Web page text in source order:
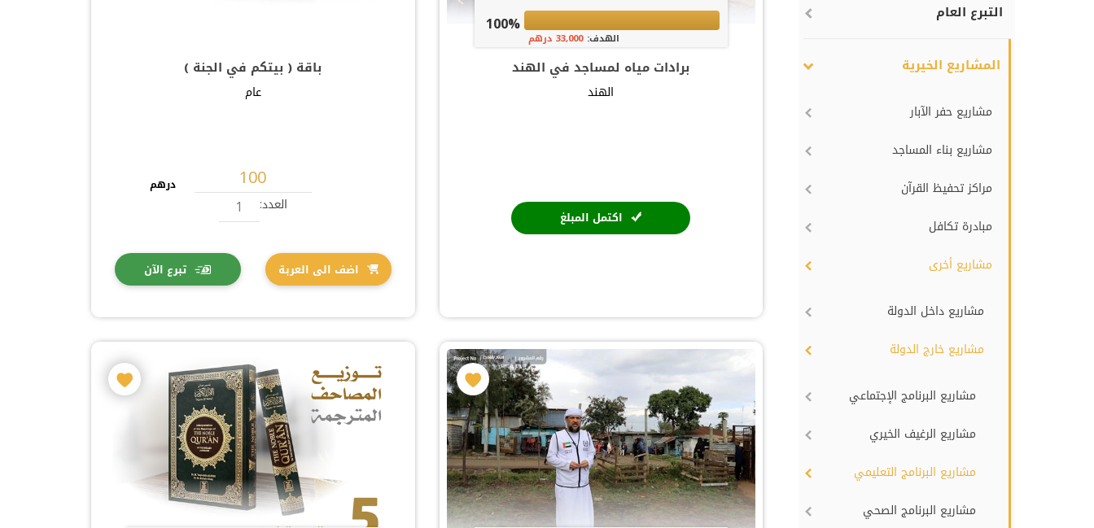
التبرع العام
المشاريع الخيرية
مشاريع حفر الآبار
مشاريع بناء المساجد
مراكز تحفيظ القرآن
مبادرة تكافل
مشاريع أخرى
مشاريع داخل الدولة
مشاريع خارج الدولة
مشاريع البرنامج الإجتماعي
مشاريع الرغيف الخيري
مشاريع البرنامج التعليمي
مشاريع البرنامج الصحي
100%
الهدف: 33,000 درهم
برادات مياه لمساجد في الهند
الهند
اكتمل المبلغ
باقة ( بيتكم في الجنة )
عام
العدد:
درهم
اضف الى العربة تبرع الآن